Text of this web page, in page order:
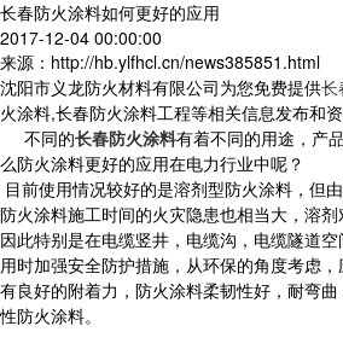
长春防火涂料如何更好的应用
2017-12-04 00:00:00
来源：http://hb.ylfhcl.cn/news385851.html
沈阳市义龙防火材料有限公司为您免费提供长
火涂料,长春防火涂料工程等相关信息发布和
不同的长春防火涂料有着不同的用途，产
么防火涂料更好的应用在电力行业中呢？
目前使用情况较好的是溶剂型防火涂料，但
防火涂料施工时间的火灾隐患也相当大，溶剂
因此特别是在电缆竖井，电缆沟，电缆隧道
用时加强安全防护措施，从环保的角度考虑
有良好的附着力，防火涂料柔韧性好，耐弯
性防火涂料。